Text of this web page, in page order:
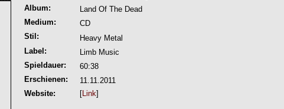
Album:
Land Of The Dead
Medium:
CD
Stil:
Heavy Metal
Label:
Limb Music
Spieldauer:
60:38
Erschienen:
11.11.2011
Website:
[Link]